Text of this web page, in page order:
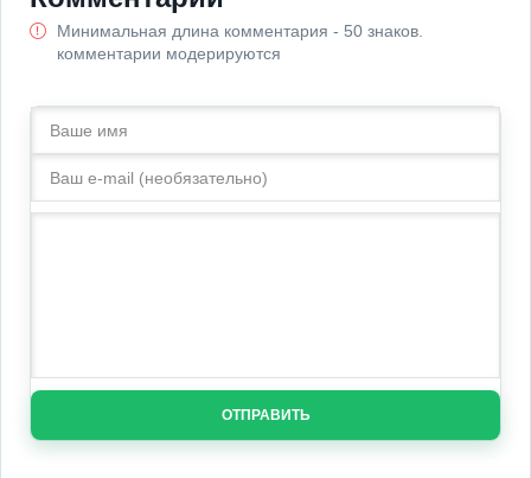
Минимальная длина комментария - 50 знаков.
комментарии модерируются
ОТПРАВИТЬ